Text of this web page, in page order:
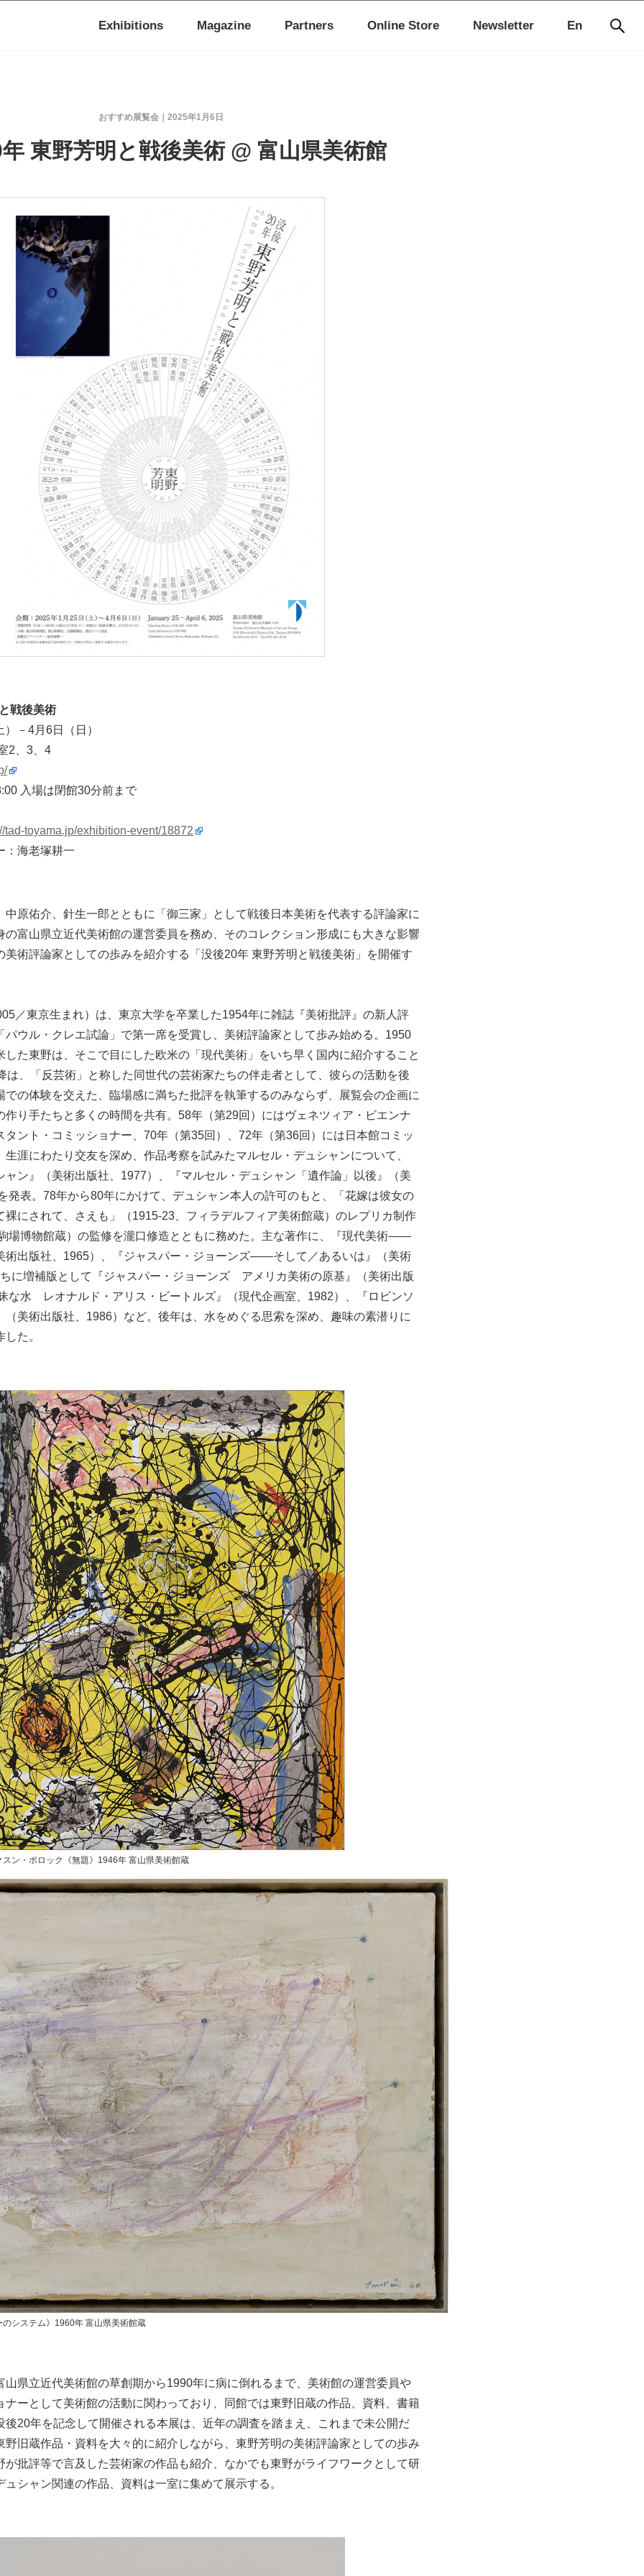
En
Exhibitions Magazine Partners Online Store Newsletter
2025年1月6日
おすすめ展覧会
東野芳明と戦後美術 @ 富山県美術館
戦後美術
－4月6日（日）
2、3、4
入場は閉館30分前まで
tad-toyama.jp/exhibition-event/18872
：海老塚耕一
中原佑介、針生一郎とともに「御三家」として戦後日本美術を代表する評論家に
の富山県立近代美術館の運営委員を務め、そのコレクション形成にも大きな影響
美術評論家としての歩みを紹介する「没後20年 東野芳明と戦後美術」を開催す
／東京生まれ）は、東京大学を卒業した1954年に雑誌『美術批評』の新人評
パウル・クレエ試論」で第一席を受賞し、美術評論家として歩み始める。1950
した東野は、そこで目にした欧米の「現代美術」をいち早く国内に紹介すること
は、「反芸術」と称した同世代の芸術家たちの伴走者として、彼らの活動を後
での体験を交えた、臨場感に満ちた批評を執筆するのみならず、展覧会の企画に
作り手たちと多くの時間を共有。58年（第29回）にはヴェネツィア・ビエンナ
タント・コミッショナー、70年（第35回）、72年（第36回）には日本館コミッ
生涯にわたり交友を深め、作品考察を試みたマルセル・デュシャンについて、
ャン』（美術出版社、1977）、『マルセル・デュシャン「遺作論」以後』（美
発表。78年から80年にかけて、デュシャン本人の許可のもと、「花嫁は彼女の
裸にされて、さえも」（1915-23、フィラデルフィア美術館蔵）のレプリカ制作
場博物館蔵）の監修を瀧口修造とともに務めた。主な著作に、『現代美術――
術出版社、1965）、『ジャスパー・ジョーンズ――そして／あるいは』（美術
に増補版として『ジャスパー・ジョーンズ アメリカ美術の原基』（美術出版
な水 レオナルド・アリス・ビートルズ』（現代企画室、1982）、『ロビンソ
（美術出版社、1986）など。後年は、水をめぐる思索を深め、趣味の素潜りに
た。
スン・ポロック《無題》1946年 富山県美術館蔵
システム》1960年 富山県美術館蔵
山県立近代美術館の草創期から1990年に病に倒れるまで、美術館の運営委員や
ナーとして美術館の活動に関わっており、同館では東野旧蔵の作品、資料、書籍
後20年を記念して開催される本展は、近年の調査を踏まえ、これまで未公開だ
野旧蔵作品・資料を大々的に紹介しながら、東野芳明の美術評論家としての歩み
が批評等で言及した芸術家の作品も紹介、なかでも東野がライフワークとして研
シャン関連の作品、資料は一室に集めて展示する。